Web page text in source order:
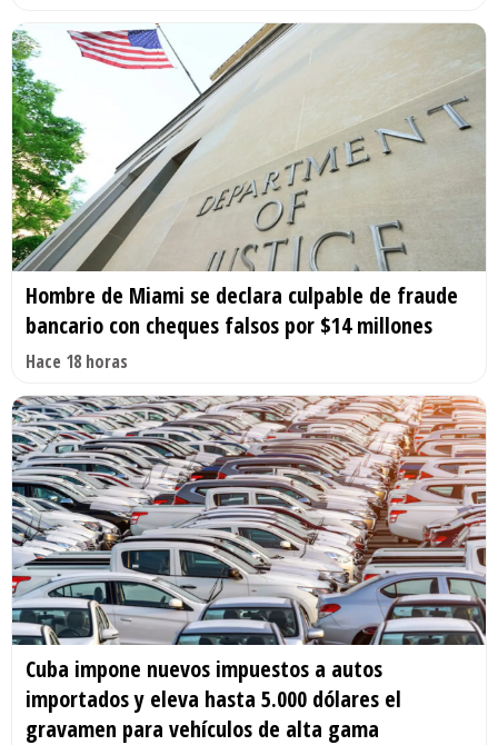
Hombre de Miami se declara culpable de fraude
bancario con cheques falsos por $14 millones
Hace 18 horas
Cuba impone nuevos impuestos a autos
importados y eleva hasta 5.000 dólares el
gravamen para vehículos de alta gama